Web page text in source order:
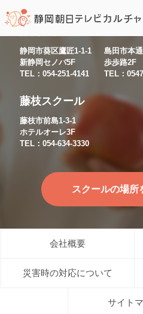
静岡市葵区鷹匠1-1-1
新静岡セノバ5F
TEL：054-251-4141
島田市本
歩歩路2F
TEL：
藤枝スクール
藤枝市前島1-3-1
ホテルオーレ3F
TEL：054-634-3330
スクールの場所
会社概要
災害時の対応について
サイト